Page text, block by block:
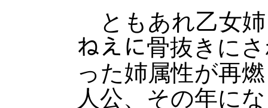
ともあれ乙女姉
ねえに骨抜きに
った姉属性が再
人公、その年に